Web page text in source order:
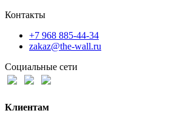
Контакты
+7 968 885-44-34
zakaz@the-wall.ru
Социальные сети
Клиентам